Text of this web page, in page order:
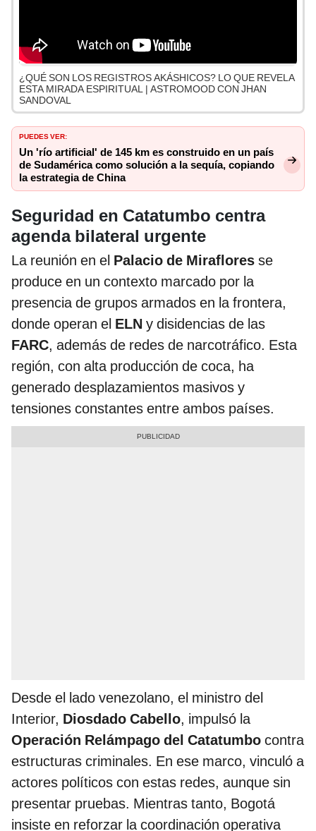
¿QUÉ SON LOS REGISTROS AKÁSHICOS? LO QUE REVELA
ESTA MIRADA ESPIRITUAL | ASTROMOOD CON JHAN
SANDOVAL
PUEDES VER:
Un 'río artificial' de 145 km es construido en un país
de Sudamérica como solución a la sequía, copiando
la estrategia de China
Seguridad en Catatumbo centra
agenda bilateral urgente
La reunión en el Palacio de Miraflores se
produce en un contexto marcado por la
presencia de grupos armados en la frontera,
donde operan el ELN y disidencias de las
FARC, además de redes de narcotráfico. Esta
región, con alta producción de coca, ha
generado desplazamientos masivos y
tensiones constantes entre ambos países.
Desde el lado venezolano, el ministro del
Interior, Diosdado Cabello, impulsó la
Operación Relámpago del Catatumbo contra
estructuras criminales. En ese marco, vinculó a
actores políticos con estas redes, aunque sin
presentar pruebas. Mientras tanto, Bogotá
insiste en reforzar la coordinación operativa